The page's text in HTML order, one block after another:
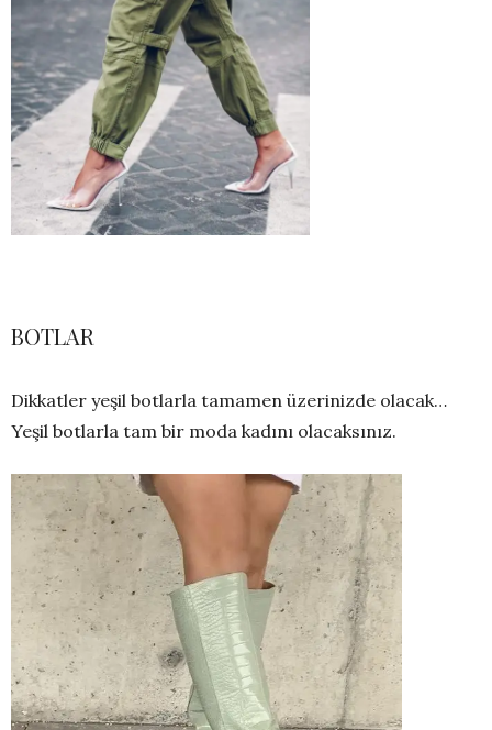
BOTLAR
Dikkatler yeşil botlarla tamamen üzerinizde olacak…
Yeşil botlarla tam bir moda kadını olacaksınız.